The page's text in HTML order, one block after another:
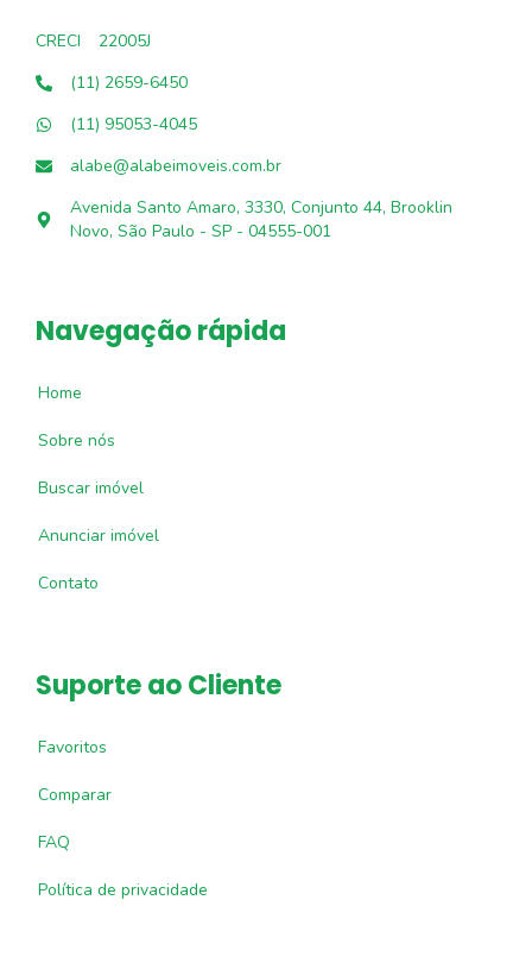
CRECI
22005J
(11) 2659-6450
(11) 95053-4045
alabe@alabeimoveis.com.br
Avenida Santo Amaro, 3330, Conjunto 44, Brooklin
Novo, São Paulo - SP - 04555-001
Navegação rápida
Home
Sobre nós
Buscar imóvel
Anunciar imóvel
Contato
Suporte ao Cliente
Favoritos
Comparar
FAQ
Política de privacidade